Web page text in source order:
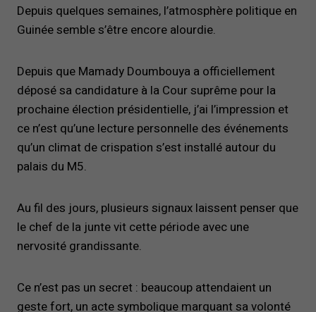
Depuis quelques semaines, l’atmosphère politique en
Guinée semble s’être encore alourdie.
Depuis que Mamady Doumbouya a officiellement
déposé sa candidature à la Cour suprême pour la
prochaine élection présidentielle, j’ai l’impression et
ce n’est qu’une lecture personnelle des événements
qu’un climat de crispation s’est installé autour du
palais du M5.
Au fil des jours, plusieurs signaux laissent penser que
le chef de la junte vit cette période avec une
nervosité grandissante.
Ce n’est pas un secret : beaucoup attendaient un
geste fort, un acte symbolique marquant sa volonté